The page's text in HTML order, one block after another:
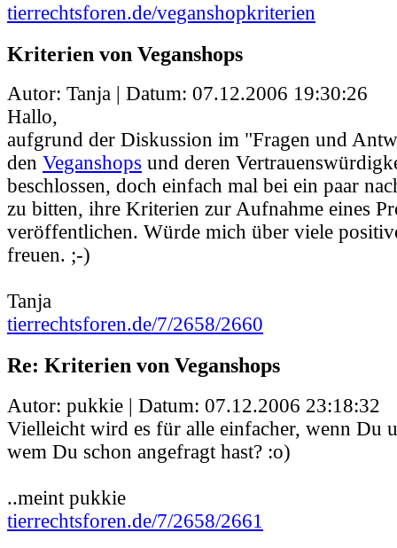
tierrechtsforen.de/veganshopkriterien
Kriterien von Veganshops
Autor: Tanja | Datum: 07.12.2006 19:30:26
Hallo,
aufgrund der Diskussion im "Fragen und
den Veganshops und deren
beschlossen, doch einfach mal bei ein paar
zu bitten, ihre Kriterien zur Aufnahme eines
veröffentlichen. Würde mich über viele
freuen. ;-)
Tanja
tierrechtsforen.de/7/2658/2660
Re: Kriterien von Veganshops
Autor: pukkie | Datum: 07.12.2006 23:18:32
Vielleicht wird es für alle einfacher, wenn Du
wem Du schon angefragt hast? :o)
..meint pukkie
tierrechtsforen.de/7/2658/2661